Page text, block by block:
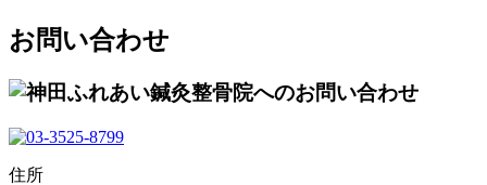
お問い合わせ
住所